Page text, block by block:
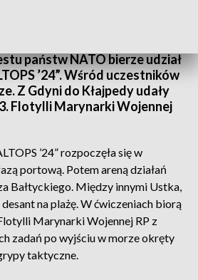
państw NATO bierze udział
’24”. Wśród uczestników
Z Gdyni do Kłajpedy udały
Flotylli Marynarki Wojennej
’24” rozpoczęła się w
portową. Potem areną działań
Bałtyckiego. Między innymi Ustka,
na plażę. W ćwiczeniach biorą
Marynarki Wojennej RP z
zadań po wyjściu w morze okręty
taktyczne.